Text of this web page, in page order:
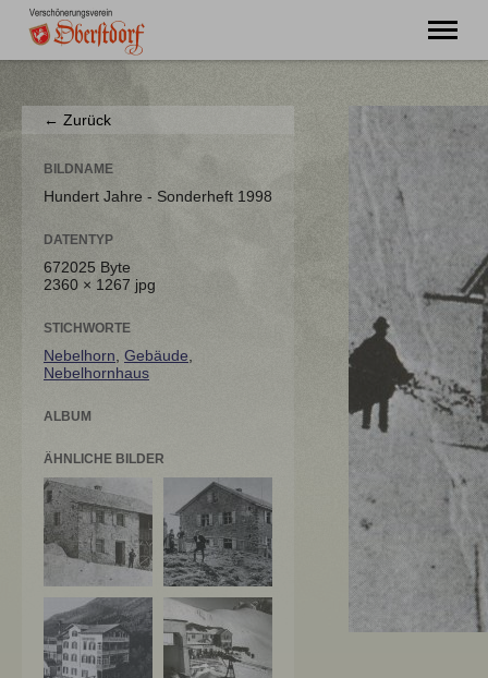
"Ming Huimat mueß de Kinde blibe!"
Verein
Chronik
Unser Oberstdorf
Flurnamen
Literatur
Kontakt
← Zurück
BILDNAME
Hundert Jahre - Sonderheft 1998
DATENTYP
672025 Byte
2360 × 1267 jpg
STICHWORTE
Nebelhorn Gebäude
Nebelhornhaus
ALBUM
ÄHNLICHE BILDER